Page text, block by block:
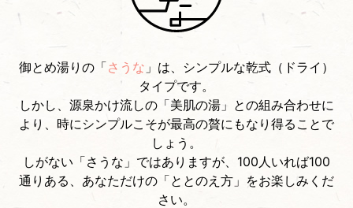
御とめ湯りの「さうな 」は、シンプルな乾式（ドライ）
タイプです。
しかし、源泉かけ流しの「美肌の湯」との組み合わせに
より、時にシンプルこそが最高の贅にもなり得ることで
しょう。
しがない「さうな」ではありますが、100人いれば100
通りある、あなただけの「ととのえ方」をお楽しみくだ
さい。